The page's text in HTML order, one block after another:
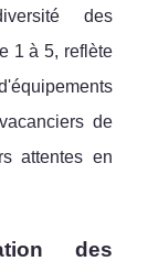
des
1 à 5, reflète
de
attentes en
des